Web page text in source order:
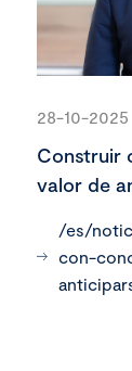
28-10-2025
Construir
valor de
/es/
con-